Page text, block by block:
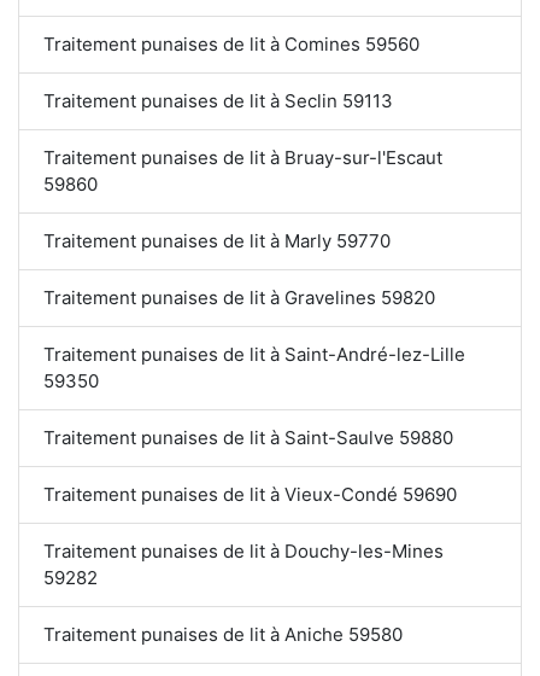
Traitement punaises de lit à Comines 59560
Traitement punaises de lit à Seclin 59113
Traitement punaises de lit à Bruay-sur-l'Escaut
59860
Traitement punaises de lit à Marly 59770
Traitement punaises de lit à Gravelines 59820
Traitement punaises de lit à Saint-André-lez-Lille
59350
Traitement punaises de lit à Saint-Saulve 59880
Traitement punaises de lit à Vieux-Condé 59690
Traitement punaises de lit à Douchy-les-Mines
59282
Traitement punaises de lit à Aniche 59580